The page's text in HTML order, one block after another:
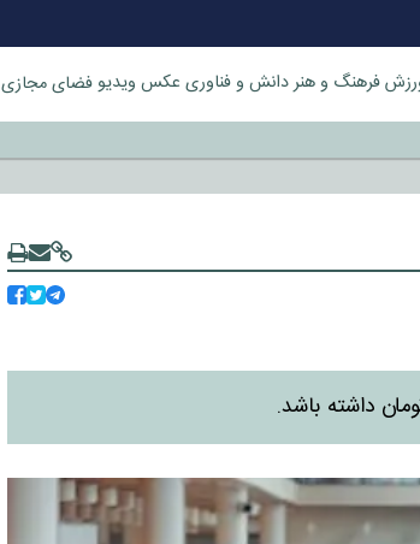
فرهنگ و هنردانش و فناوری عکس ویدیوفضای مجازی